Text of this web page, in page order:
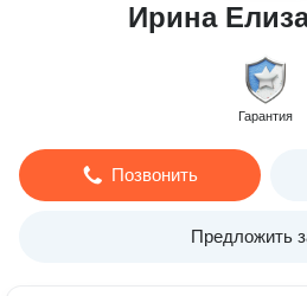
Ирина
Гарантия
Позвонить
Предложить